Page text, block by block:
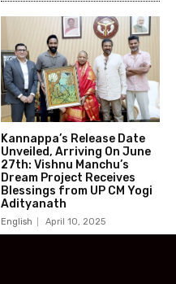
Kannappa’s Release Date
Unveiled, Arriving On June
27th: Vishnu Manchu’s
Dream Project Receives
Blessings from UP CM Yogi
Adityanath
English April 10, 2025